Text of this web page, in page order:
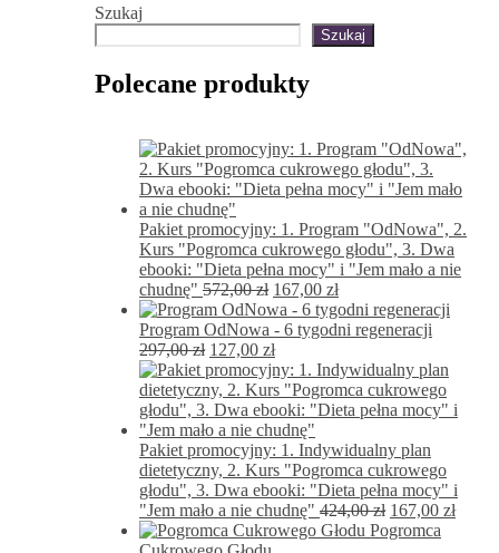
Szukaj
Szukaj
Polecane produkty
Pakiet promocyjny: 1. Program "OdNowa", 2.
Kurs "Pogromca cukrowego głodu", 3. Dwa
ebooki: "Dieta pełna mocy" i "Jem mało a nie
chudnę" 572,00zł Pierwotna
cena
wynosiła:
572,00 zł.
167,00 złAktualna
cena
wynosi:
Program OdNowa - 6 tygodni regeneracji
297,00zł Pierwotna
cena
wynosiła:
297,00 zł.
127,00 złAktualna
cena
wynosi:
127,00 zł.
Pakiet promocyjny: 1. Indywidualny plan
dietetyczny, 2. Kurs "Pogromca cukrowego
głodu", 3. Dwa ebooki: "Dieta pełna mocy" i
"Jem mało a nie chudnę" 424,00zł Pierwotna
cena
167,00 zł
Pogromca